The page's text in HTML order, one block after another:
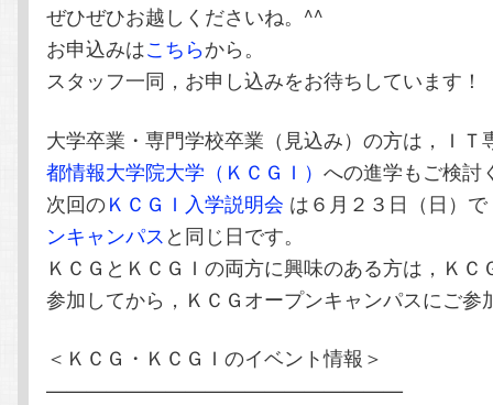
ぜひぜひお越しくださいね。^^
お申込みはこちらから。
スタッフ一同，お申し込みをお待ちしています！
大学卒業・専門学校卒業（見込み）の方は，Ｉ
都情報大学院大学（ＫＣＧＩ）への進学もご検討
次回のＫＣＧＩ入学説明会 は６月２３日（日）で
ンキャンパス と同じ日です。
ＫＣＧとＫＣＧＩの両方に興味のある方は，ＫＣ
参加してから，ＫＣＧオープンキャンパスにご参
＜ＫＣＧ・ＫＣＧＩのイベント情報＞
——————————————————